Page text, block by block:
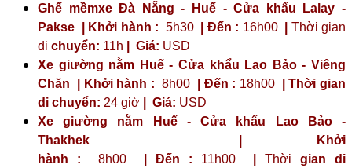
Ghế mềmxe Đà Nẵng - Huế - Cửa khẩu Lalay -
Pakse | Khởi hành : 5h30| Đến : 16h00| Thời gian
di chuyển: 11h Giá: USD
Xe giường nằm Huế - Cửa khẩu Lao Bảo - Viêng
Chăn | Khởi hành : 8h00| Đến : 18h00| Thời gian
di chuyển: 24 giờ | Giá: USD
Xe giường nằm Huế - Cửa khẩu Lao Bảo -
Thakhek | Khởi
hành : 8h00 | Đến : 11h00 Thời gian di